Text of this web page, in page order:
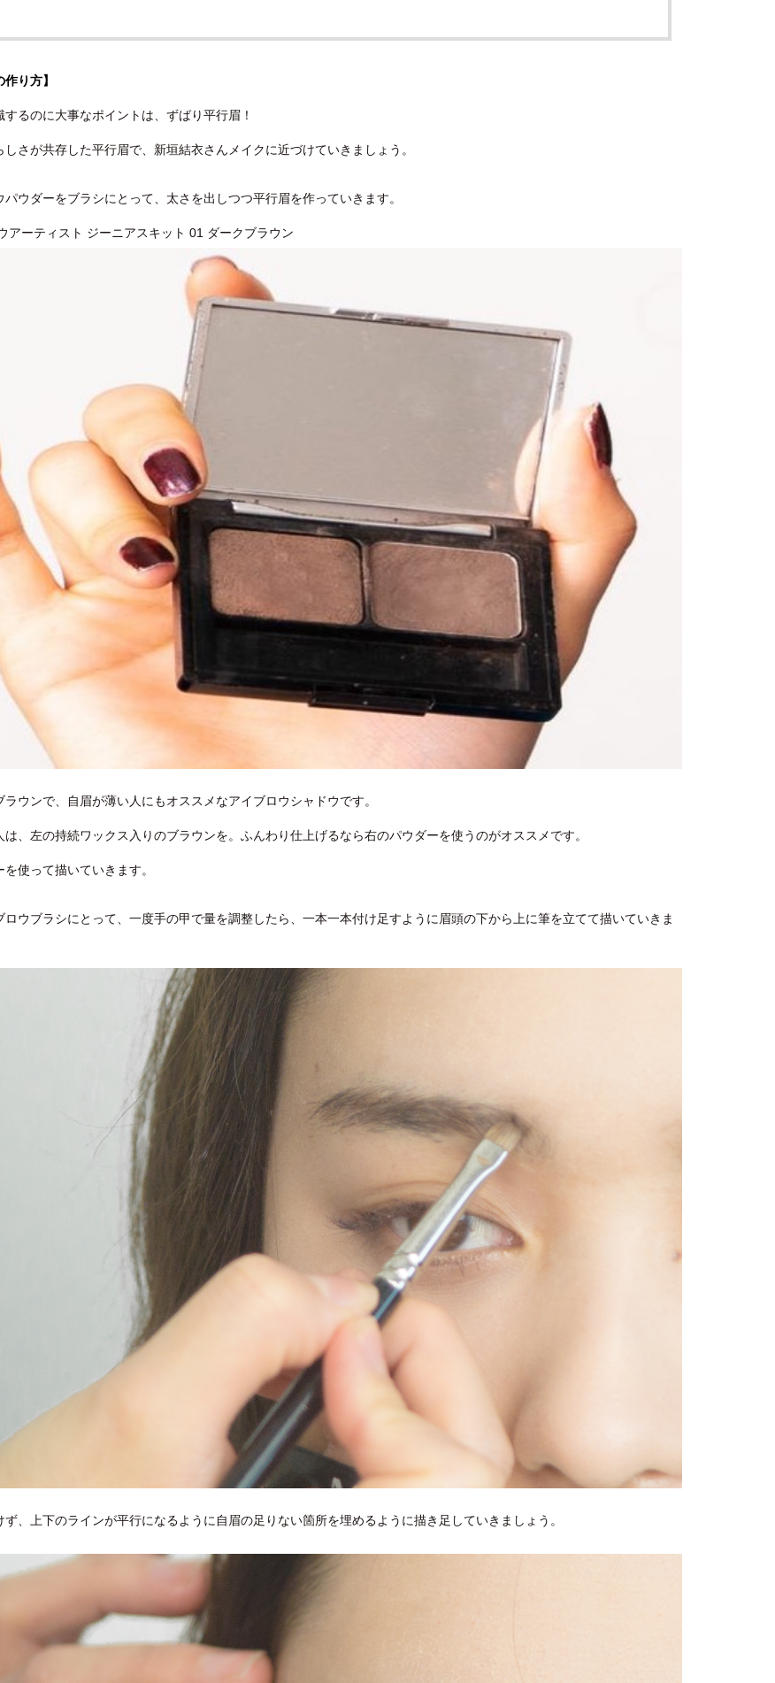
り方】
るのに大事なポイントは、ずばり平行眉！
さが共存した平行眉で、新垣結衣さんメイクに近づけていきましょう。
ウダーをブラシにとって、太さを出しつつ平行眉を作っていきます。
アーティスト ジーニアスキット 01 ダークブラウン
ウンで、自眉が薄い人にもオススメなアイブロウシャドウです。
は、左の持続ワックス入りのブラウンを。ふんわり仕上げるなら右のパウダーを使うのがオススメです。
使って描いていきます。
ウブラシにとって、一度手の甲で量を調整したら、一本一本付け足すように眉頭の下から上に筆を立てて描いていきま
ず、上下のラインが平行になるように自眉の足りない箇所を埋めるように描き足していきましょう。